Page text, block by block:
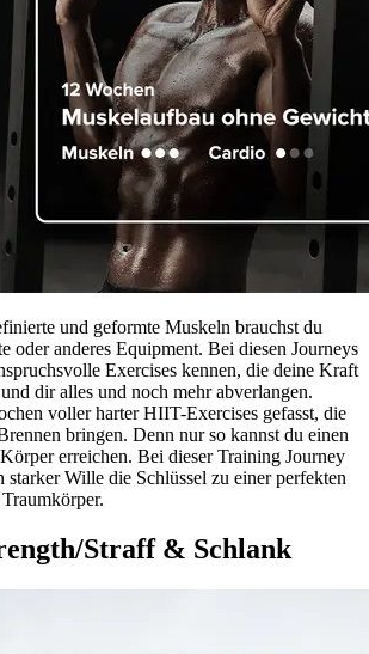
und geformte Muskeln brauchst du
oder anderes Equipment. Bei diesen Journeys
Exercises kennen, die deine Kraft
dir alles und noch mehr abverlangen.
voller harter HIIT-Exercises gefasst, die
bringen. Denn nur so kannst du einen
erreichen. Bei dieser Training Journey
starker Wille die Schlüssel zu einer perfekten
Straff & Schlank